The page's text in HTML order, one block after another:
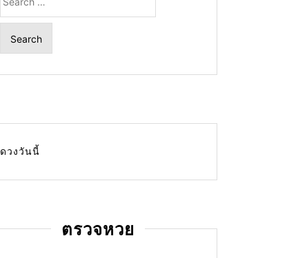
for:
ดวงวันนี้
ตรวจหวย